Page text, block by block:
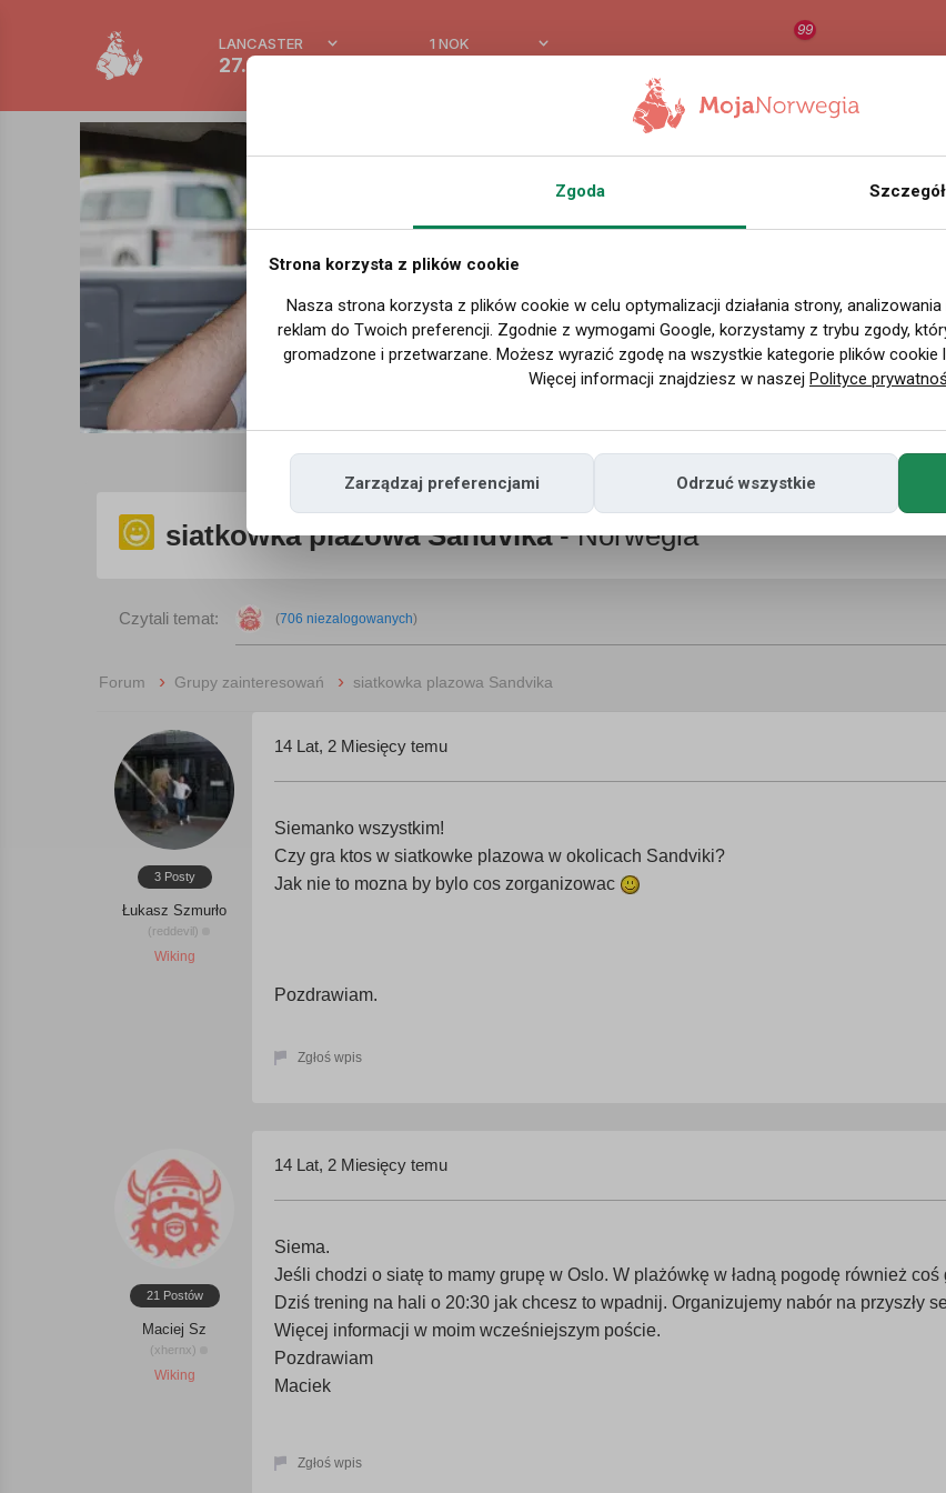
LANCASTER
27.3 °C
1 NOK
99
siatkowka plazowa Sandvika- Norwegia
Czytali temat: (706 niezalogowanych)
Forum › Grupy zainteresowań › siatkowka plazowa Sandvika
3 Posty
Łukasz Szmurło
(reddevil)
Wiking
14 Lat, 2 Miesięcy temu
Siemanko wszystkim!
Czy gra ktos w siatkowke plazowa w okolicach Sandviki?
Jak nie to mozna by bylo cos zorganizowac
Pozdrawiam.
Zgłoś wpis
21 Postów
Maciej Sz
(xhernx)
Wiking
14 Lat, 2 Miesięcy temu
Siema.
Jeśli chodzi o siatę to mamy grupę w Oslo. W plażówkę w ładną pogodę również coś
Dziś trening na hali o 20:30 jak chcesz to wpadnij. Organizujemy nabór na przyszły
Więcej informacji w moim wcześniejszym poście.
Pozdrawiam
Maciek
Zgłoś wpis
Zgoda
Strona korzysta z plików cookie
Nasza strona korzysta z plików cookie w celu optymalizacji działania strony,
reklam do Twoich preferencji. Zgodnie z wymogami Google, korzystamy z trybu zgody,
gromadzone i przetwarzane. Możesz wyrazić zgodę na wszystkie kategorie plików
Więcej informacji znajdziesz w naszej Polityce
Zarządzaj preferencjami Odrzuć wszystkie